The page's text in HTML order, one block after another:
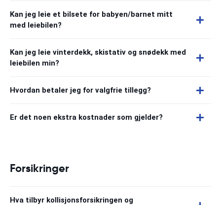
Kan jeg leie et bilsete for babyen/barnet mitt
med leiebilen?
Kan jeg leie vinterdekk, skistativ og snødekk med
leiebilen min?
Hvordan betaler jeg for valgfrie tillegg?
Er det noen ekstra kostnader som gjelder?
Forsikringer
Hva tilbyr kollisjonsforsikringen og